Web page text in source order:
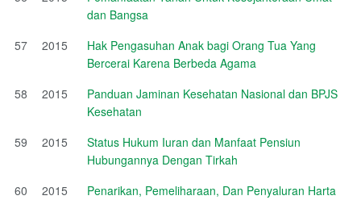
dan Bangsa
57
2015
Hak Pengasuhan Anak bagi Orang Tua Yang
Bercerai Karena Berbeda Agama
58
2015
Panduan Jaminan Kesehatan Nasional dan BPJS
Kesehatan
59
2015
Status Hukum Iuran dan Manfaat Pensiun
Hubungannya Dengan Tirkah
60
2015
Penarikan, Pemeliharaan, Dan Penyaluran Harta